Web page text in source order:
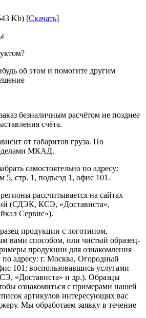
Kb) [Скачать]
об этом и помогите другим
безналичным расчётом не позднее
счёта.
от габаритов груза. По
МКАД.
самостоятельно по адресу:
5, стр. 1, подъезд 1, офис 101.
рассчитывается на сайтах
(СДЭК, КСЭ, «Достависта»,
Сервис»).
продукции с логотипом,
вами способом, или чистый образец-
продукции для ознакомления
адресу: г. Москва, Огородный
101; воспользовавшись услугами
«Достависта» и др.). Образцы
ознакомиться с примерами нашей
артикулов интересующих вас
Мы обработаем заявку в течение